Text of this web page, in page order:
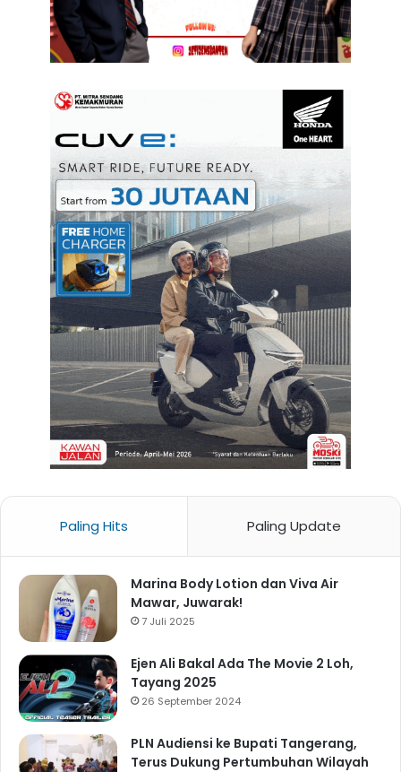
Paling Hits Paling Update
Marina Body Lotion dan Viva Air
Mawar, Juwarak!
7 Juli 2025
Ejen Ali Bakal Ada The Movie 2 Loh,
Tayang 2025
26 September 2024
PLN Audiensi ke Bupati Tangerang,
Terus Dukung Pertumbuhan Wilayah